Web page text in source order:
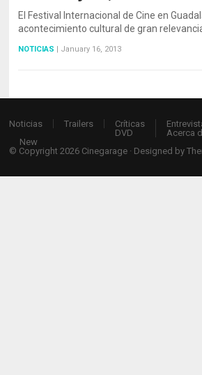
El Festival Internacional de Cine en
acontecimiento cultural de gran
NOTICIAS | January 16, 2013
Noticias Trailers
Críticas
DVD
Acerca
New
© Copyright 2026 Cinegarage · Designed by